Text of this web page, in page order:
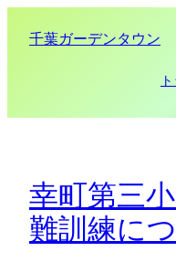
千葉ガーデンタウン
幸町第三
難訓練に